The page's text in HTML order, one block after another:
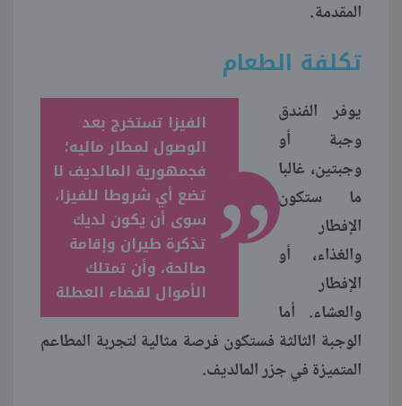
المقدمة.
تكلفة الطعام
„ الفيزا تستخرج بعد
الوصول لمطار ماليه؛
فجمهورية المالديف لا
تضع أي شروطا للفيزا،
سوى أن يكون لديك
تذكرة طيران وإقامة
صالحة، وأن تمتلك
الأموال لقضاء العطلة
يوفر الفندق
وجبة أو
وجبتين، غالبا
ما ستكون
الإفطار
والغذاء، أو
الإفطار
والعشاء. أما
الوجبة الثالثة فستكون فرصة مثالية لتجربة المطاعم
المتميزة في جزر المالديف.